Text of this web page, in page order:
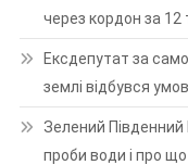
через кордон за 12
Ексдепутат за
землі відбувся
Зелений Південний
проби води і про